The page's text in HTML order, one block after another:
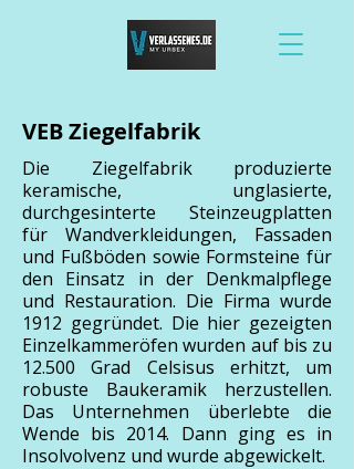
VEB Ziegelfabrik
Die Ziegelfabrik produzierte
keramische, unglasierte,
durchgesinterte Steinzeugplatten
für Wandverkleidungen, Fassaden
und Fußböden sowie Formsteine für
den Einsatz in der Denkmalpflege
und Restauration. Die Firma wurde
1912 gegründet. Die hier gezeigten
Einzelkammeröfen wurden auf bis zu
12.500 Grad Celsisus erhitzt, um
robuste Baukeramik herzustellen.
Das Unternehmen überlebte die
Wende bis 2014. Dann ging es in
Insolvolvenz und wurde abgewickelt.